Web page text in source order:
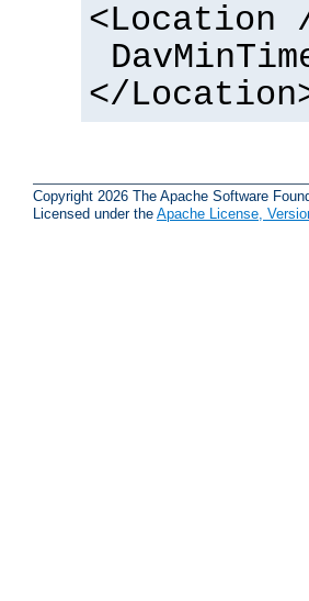
<Location /
</
Copyright 2026 The Apache Software
Licensed under the Apache License,